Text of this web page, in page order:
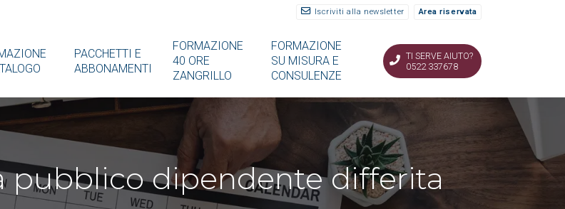
Iscriviti alla newsletter Area riservata
PACCHETTI E
ABBONAMENTI
FORMAZIONE
40 ORE
ZANGRILLO
FORMAZIONE
SU MISURA E
CONSULENZE
TI SERVE AIUTO?
0522 337678
pubblico dipendente differita